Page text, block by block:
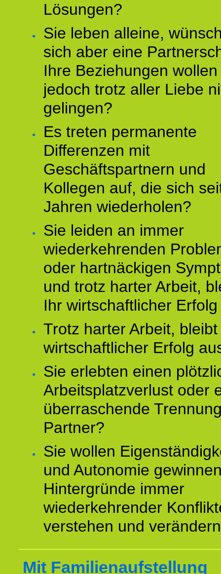
Lösungen?
Sie leben alleine,
sich aber eine
Ihre Beziehungen wollen
jedoch trotz aller Liebe
gelingen?
Es treten permanente
Differenzen mit
Geschäftspartnern und
Kollegen auf, die sich
Jahren wiederholen?
Sie leiden an immer
wiederkehrenden
oder hartnäckigen
und trotz harter Arbeit,
Ihr wirtschaftlicher
Trotz harter Arbeit,
wirtschaftlicher Erfolg
Sie erlebten einen
Arbeitsplatzverlust oder
überraschende
Partner?
Sie wollen
und Autonomie
Hintergründe immer
wiederkehrender
verstehen und
Mit Familienaufstellung